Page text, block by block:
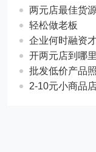
两元店最佳货
轻松做老板
企业何时融资
开两元店到哪
批发低价产品
2-10元小商品